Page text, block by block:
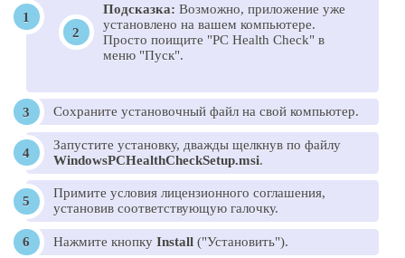
Подсказка: Возможно, приложение уже
установлено на вашем компьютере.
Просто поищите "PC Health Check" в
меню "Пуск".
Сохраните установочный файл на свой компьютер.
Запустите установку, дважды щелкнув по файлу
WindowsPCHealthCheckSetup.msi.
Примите условия лицензионного соглашения,
установив соответствующую галочку.
Нажмите кнопку Install ("Установить").